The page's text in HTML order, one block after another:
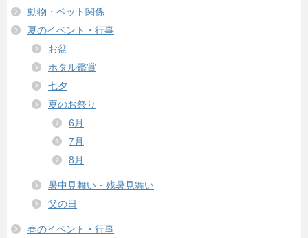
動物・ペット関係
夏のイベント・行事
お盆
ホタル鑑賞
七夕
夏のお祭り
6月
7月
8月
暑中見舞い・残暑見舞い
父の日
春のイベント・行事